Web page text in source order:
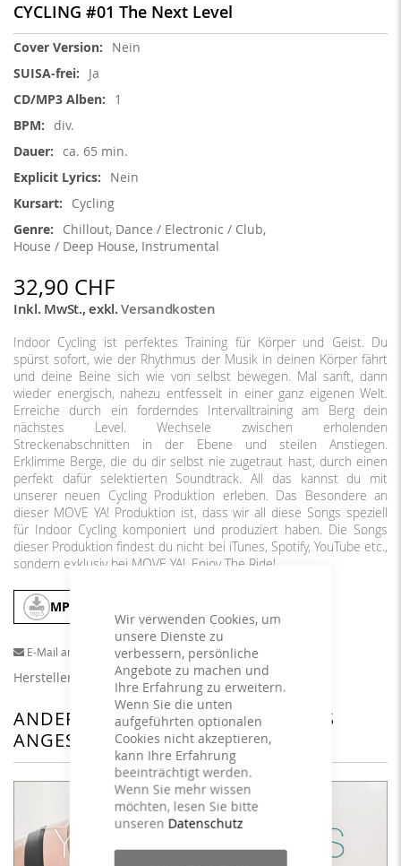
Wir verwenden Cookies, um
unsere Dienste zu
verbessern, persönliche
Angebote zu machen und
Ihre Erfahrung zu erweitern.
Wenn Sie die unten
aufgeführten optionalen
Cookies nicht akzeptieren,
kann Ihre Erfahrung
beeinträchtigt werden.
Wenn Sie mehr wissen
möchten, lesen Sie bitte
unseren Datenschutz
CYCLING #01 The Next Level
Weitere
Nein
Ja
1
div.
ca. 65 min.
Nein
Cycling
Chillout, Dance / Electronic / Club,
House / Deep House, Instrumental
32,90 CHF
Inkl. MwSt.,exkl.Versandkosten
Indoor Cycling ist perfektes Training für Körper und Geist. Du
spürst sofort, wie der Rhythmus der Musik in deinen Körper fährt
und deine Beine sich wie von selbst bewegen. Mal sanft, dann
wieder energisch, nahezu entfesselt in einer ganz eigenen Welt.
Erreiche durch ein forderndes Intervalltraining am Berg dein
nächstes Level. Wechsele zwischen erholenden
Streckenabschnitten in der Ebene und steilen Anstiegen.
Erklimme Berge, die du dir selbst nie zugetraut hast, durch einen
perfekt dafür selektierten Soundtrack. All das kannst du mit
unserer neuen Cycling Produktion erleben. Das Besondere an
dieser MOVE YA! Produktion ist, dass wir all diese Songs speziell
für Indoor Cycling komponiert und produziert haben. Die Songs
dieser Produktion findest du nicht bei iTunes, Spotify, YouTube etc.,
sondern exklusiv bei MOVE YA!. Enjoy The Ride!
MP3
E-Mail an einen Freund
Herstellerangaben
ANDERE KUNDEN HABEN SICH DAS
ANGESEHEN